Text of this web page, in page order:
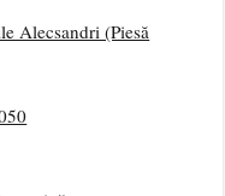
Alecsandri (Piesă